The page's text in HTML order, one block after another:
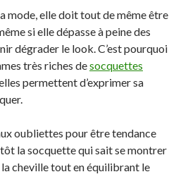
mode, elle doit tout de même être
si elle dépasse à peine des
dégrader le look. C’est pourquoi
très riches desocquettes
permettent d’exprimer sa
oubliettes pour être tendance
la socquette qui sait se montrer
cheville tout en équilibrant le